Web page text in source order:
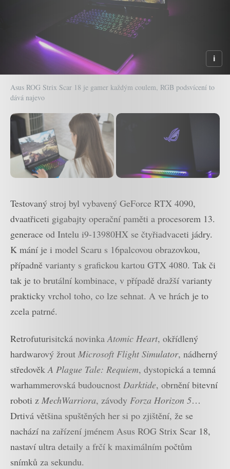
Asus ROG Strix Scar 18 je gamer každým coulem, RGB podsvícení to
dává najevo
Testovaný stroj byl vybavený GeForce RTX 4090,
dvaatřiceti gigabajty operační paměti a procesorem 13.
generace od Intelu i9-13980HX se čtyřiadvaceti jádry.
K mání je i model Scaru s 16palcovou obrazovkou,
případně varianty s grafickou kartou GTX 4080. Tak či
tak je to brutální kombinace, v případě dražší varianty
prakticky vrchol toho, co lze sehnat. A ve hrách je to
zcela patrné.
Retrofuturisitcká novinkaAtomic Heart, okřídlený
hardwarový žrout Microsoft Flight Simulator, nádherný
středověkA Plague Tale: Requiem, dystopická a temná
warhammerovská budoucnost Darktide, obrnění bitevní
roboti z MechWarriora, závody Forza Horizon 5…
Drtivá většina spuštěných her si po zjištění, že se
nachází na zařízení jménem Asus ROG Strix Scar 18,
nastaví ultra detaily a frčí k maximálním počtům
snímků za sekundu.